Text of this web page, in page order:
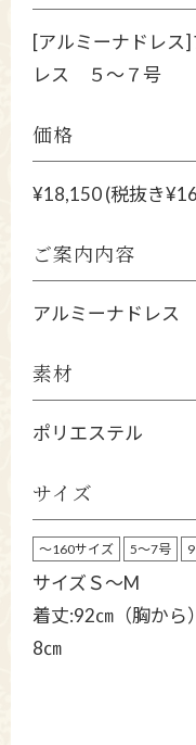
[アルミーナドレス
レス ５～７号
価格
¥18,150 (税抜き
ご案内内容
アルミーナドレス
素材
ポリエステル
サイズ
～160サイズ 5～7号
サイズＳ～M
着丈:92㎝（胸から
8㎝